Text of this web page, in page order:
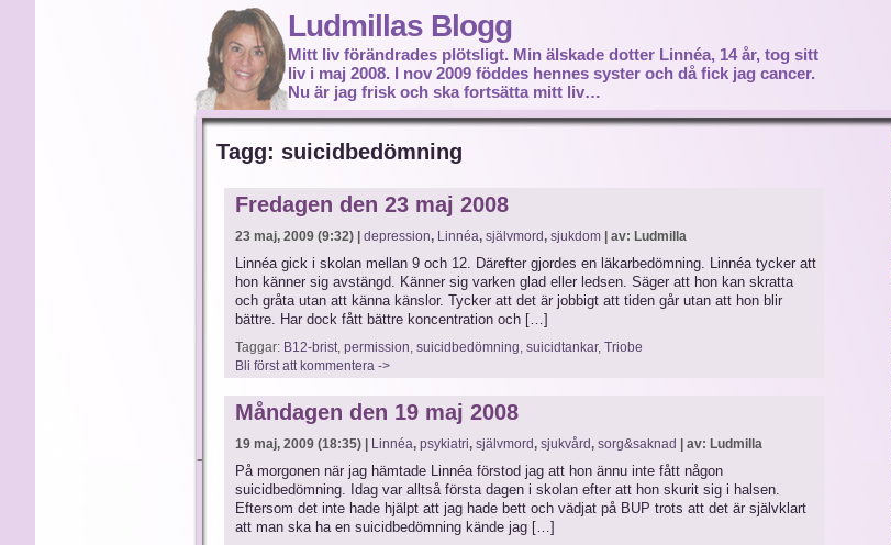
Ludmillas Blogg
Mitt liv förändrades plötsligt. Min älskade dotter Linnéa, 14 år, tog sitt
liv i maj 2008. I nov 2009 föddes hennes syster och då fick jag cancer.
Nu är jag frisk och ska fortsätta mitt liv…
Tagg: suicidbedömning
Fredagen den 23 maj 2008
23 maj, 2009 (9:32) | depression, Linnéa, självmord, sjukdom | av: Ludmilla
Linnéa gick i skolan mellan 9 och 12. Därefter gjordes en läkarbedömning. Linnéa tycker att
hon känner sig avstängd. Känner sig varken glad eller ledsen. Säger att hon kan skratta
och gråta utan att känna känslor. Tycker att det är jobbigt att tiden går utan att hon blir
bättre. Har dock fått bättre koncentration och […]
Taggar: B12-brist, permission, suicidbedömning, suicidtankar, Triobe
Bli först att kommentera ->
Måndagen den 19 maj 2008
19 maj, 2009 (18:35) | Linnéa, psykiatri, självmord, sjukvård, sorg&saknad | av: Ludmilla
På morgonen när jag hämtade Linnéa förstod jag att hon ännu inte fått någon
suicidbedömning. Idag var alltså första dagen i skolan efter att hon skurit sig i halsen.
Eftersom det inte hade hjälpt att jag hade bett och vädjat på BUP trots att det är självklart
att man ska ha en suicidbedömning kände jag […]